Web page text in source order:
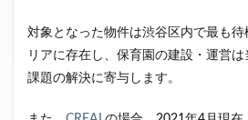
対象となった物件は渋谷区内で最も
リアに存在し、保育園の建設・運営
課題の解決に寄与します。